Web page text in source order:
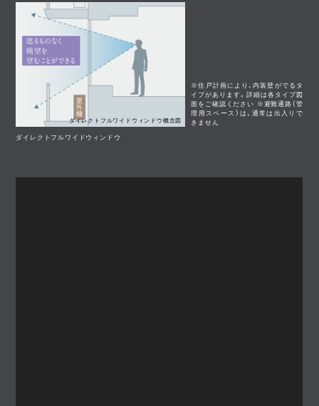
ダイレクトフルワイドウィンドウ概念図
ダイレクトフルワイドウィンドウ
※住戸計画により、内装壁がでるタ
イプがあります。詳細は各タイプ図
面をご確認ください ※避難通路（管
理用スペース）は、通常は出入りで
きません